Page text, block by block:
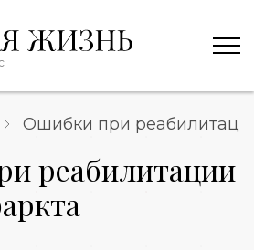
Ошибки при
реабилитации